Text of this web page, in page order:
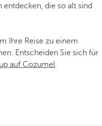
die so alt sind
Ihre Reise zu einem
Entscheiden Sie sich für
auf Cozumel.